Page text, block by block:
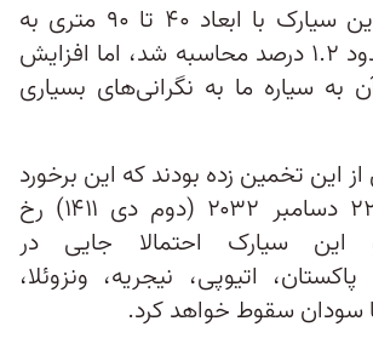
احتمال برخورد این سیارک با ابعاد ۴۰ تا ۹۰ متری به
زمین در ابتدا حدود ۱.۲ درصد محاسبه شد، اما افزایش
به سیاره ما به نگرانی‌های بسیاری
این تخمین زده بودند که این برخورد
احتمالا در روز ۲۲ دسامبر ۲۰۳۲ (دوم دی ۱۴۱۱) رخ
سیارک احتمالا جایی در
اتیوپی، نیجریه، ونزوئلا،
یا سودان سقوط خواهد کرد.